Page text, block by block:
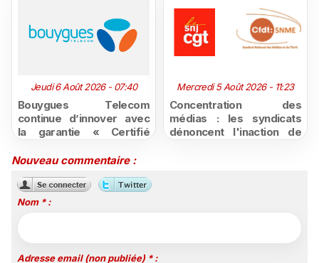
Jeudi 6 Août 2026 - 07:40
Bouygues Telecom
continue d’innover avec
la garantie « Certifié
»
Mercredi 5 Août 2026 - 11:23
Concentration des
médias : les syndicats
dénoncent l'inaction de
Nouveau commentaire :
Nom * :
Adresse email (non publiée) * :